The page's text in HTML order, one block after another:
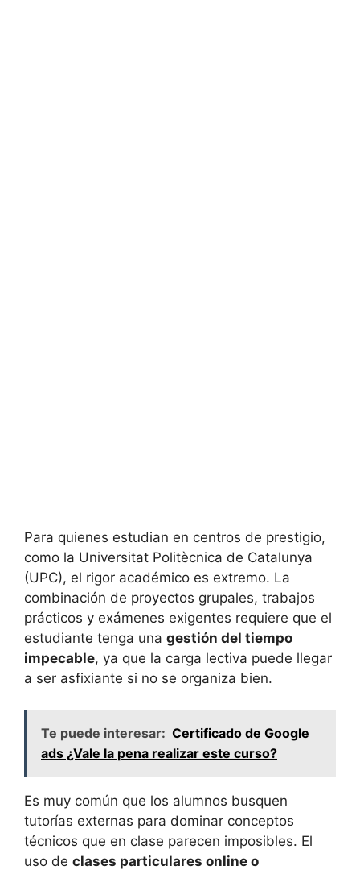
Para quienes estudian en centros de prestigio,
como la Universitat Politècnica de Catalunya
(UPC), el rigor académico es extremo. La
combinación de proyectos grupales, trabajos
prácticos y exámenes exigentes requiere que el
estudiante tenga una gestión del tiempo
impecable, ya que la carga lectiva puede llegar
a ser asfixiante si no se organiza bien.
Te puede interesar: Certificado de Google
ads ¿Vale la pena realizar este curso?
Es muy común que los alumnos busquen
tutorías externas para dominar conceptos
técnicos que en clase parecen imposibles. El
uso de clases particulares online o